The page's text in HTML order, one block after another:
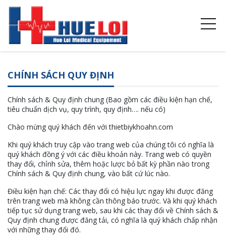
CHÍNH SÁCH QUY ĐỊNH
Chính sách & Quy định chung (Bao gồm các điều kiện hạn chế,
tiêu chuẩn dịch vụ, quy trình, quy định…. nếu có)
Chào mừng quý khách đến với thietbiykhoahn.com
Khi quý khách truy cập vào trang web của chúng tôi có nghĩa là
quý khách đồng ý với các điều khoản này. Trang web có quyền
thay đổi, chỉnh sửa, thêm hoặc lược bỏ bất kỳ phần nào trong
Chính sách & Quy định chung, vào bất cứ lúc nào.
Điều kiện hạn chế: Các thay đổi có hiệu lực ngay khi được đăng
trên trang web mà không cần thông báo trước. Và khi quý khách
tiếp tục sử dụng trang web, sau khi các thay đổi về Chính sách &
Quy định chung được đăng tải, có nghĩa là quý khách chấp nhận
với những thay đổi đó.